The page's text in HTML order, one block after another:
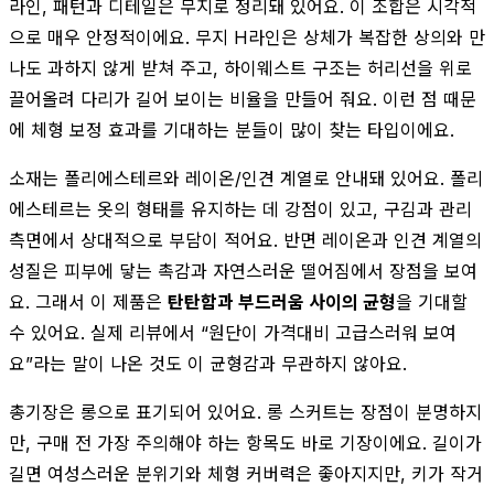
라인, 패턴과 디테일은 무지로 정리돼 있어요. 이 조합은 시각적
으로 매우 안정적이에요. 무지 H라인은 상체가 복잡한 상의와 만
나도 과하지 않게 받쳐 주고, 하이웨스트 구조는 허리선을 위로
끌어올려 다리가 길어 보이는 비율을 만들어 줘요. 이런 점 때문
에 체형 보정 효과를 기대하는 분들이 많이 찾는 타입이에요.
소재는 폴리에스테르와 레이온/인견 계열로 안내돼 있어요. 폴리
에스테르는 옷의 형태를 유지하는 데 강점이 있고, 구김과 관리
측면에서 상대적으로 부담이 적어요. 반면 레이온과 인견 계열의
성질은 피부에 닿는 촉감과 자연스러운 떨어짐에서 장점을 보여
요. 그래서 이 제품은 탄탄함과 부드러움 사이의 균형을 기대할
수 있어요. 실제 리뷰에서 “원단이 가격대비 고급스러워 보여
요”라는 말이 나온 것도 이 균형감과 무관하지 않아요.
총기장은 롱으로 표기되어 있어요. 롱 스커트는 장점이 분명하지
만, 구매 전 가장 주의해야 하는 항목도 바로 기장이에요. 길이가
길면 여성스러운 분위기와 체형 커버력은 좋아지지만, 키가 작거